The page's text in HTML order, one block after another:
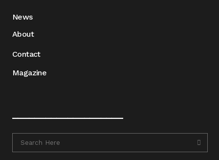
News
About
Contact
Magazine